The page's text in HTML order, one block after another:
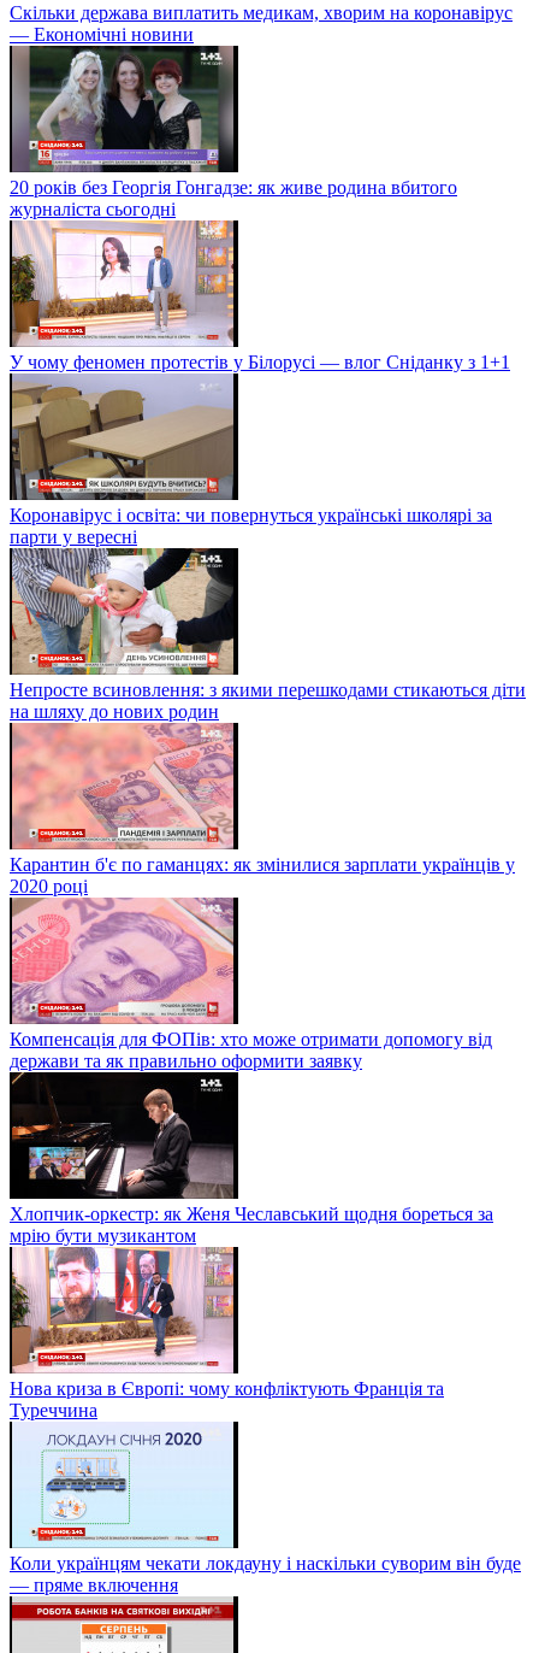
Скільки держава виплатить медикам, хворим на коронавірус
— Економічні новини
20 років без Георгія Гонгадзе: як живе родина вбитого
журналіста сьогодні
У чому феномен протестів у Білорусі — влог Сніданку з 1+1
Коронавірус і освіта: чи повернуться українські школярі за
парти у вересні
Непросте всиновлення: з якими перешкодами стикаються діти
на шляху до нових родин
Карантин б'є по гаманцях: як змінилися зарплати українців у
2020 році
Компенсація для ФОПів: хто може отримати допомогу від
держави та як правильно оформити заявку
Хлопчик-оркестр: як Женя Чеславський щодня бореться за
мрію бути музикантом
Нова криза в Європі: чому конфліктують Франція та
Туреччина
Коли українцям чекати локдауну і наскільки суворим він буде
— пряме включення